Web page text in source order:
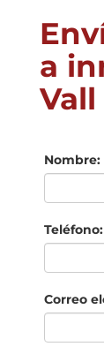
a
Nombre:
Teléfono:
Correo